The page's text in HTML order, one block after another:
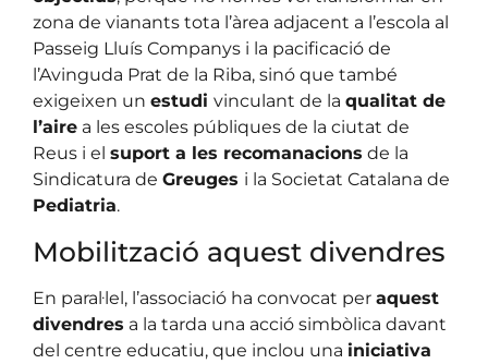
zona de vianants tota l’àrea adjacent a l’escola al
Passeig Lluís Companys i la pacificació de
l’Avinguda Prat de la Riba, sinó que també
exigeixen un estudi vinculant de la qualitat de
l’aire a les escoles públiques de la ciutat de
Reus i el suport a les recomanacions de la
Sindicatura de Greuges i la Societat Catalana de
Pediatria.
Mobilització aquest divendres
En paral·lel, l’associació ha convocat per aquest
divendres a la tarda una acció simbòlica davant
del centre educatiu, que inclou una iniciativa